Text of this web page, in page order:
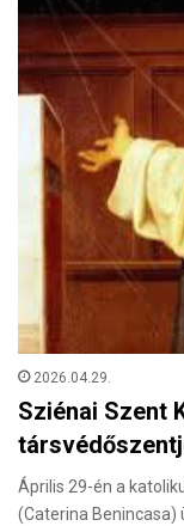
2026.04.29.
Sziénai Szent
Április 29-én a
(Caterina Benincasa)